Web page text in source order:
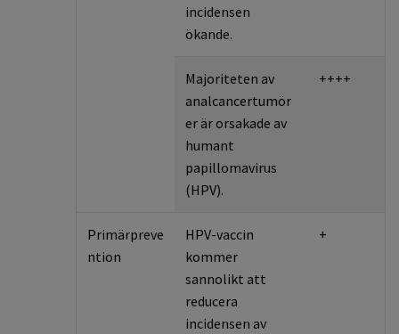
incidensen
ökande.
Majoriteten av
analcancertumör
er är orsakade av
humant
papillomavirus
(HPV).
++++
Primärpreve
ntion
HPV-vaccin
kommer
sannolikt att
reducera
incidensen av
+